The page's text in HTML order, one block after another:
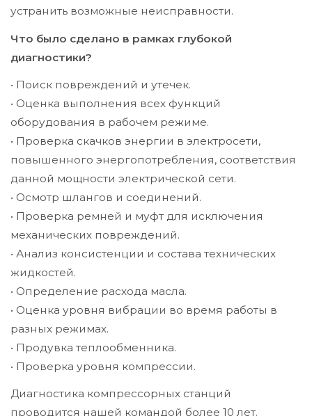
устранить возможные неисправности.
Что было сделано в рамках глубокой
диагностики?
• Поиск повреждений и утечек.
• Оценка выполнения всех функций
оборудования в рабочем режиме.
• Проверка скачков энергии в электросети,
повышенного энергопотребления, соответствия
данной мощности электрической сети.
• Осмотр шлангов и соединений.
• Проверка ремней и муфт для исключения
механических повреждений.
• Анализ консистенции и состава технических
жидкостей.
• Определение расхода масла.
• Оценка уровня вибрации во время работы в
разных режимах.
• Продувка теплообменника.
• Проверка уровня компрессии.
Диагностика компрессорных станций
проводится нашей командой более 10 лет.